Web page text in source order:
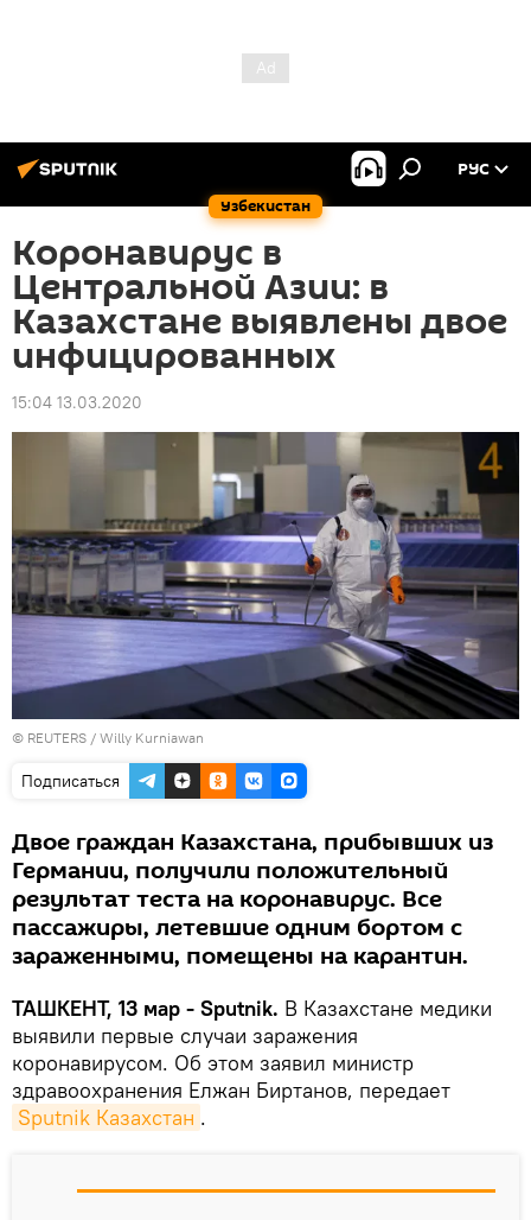
Узбекистан
РУС
Коронавирус в
Центральной Азии: в
Казахстане выявлены двое
инфицированных
15:04 13.03.2020
© REUTERS / Willy Kurniawan
Подписаться
Двое граждан Казахстана, прибывших из
Германии, получили положительный
результат теста на коронавирус. Все
пассажиры, летевшие одним бортом с
зараженными, помещены на карантин.
ТАШКЕНТ, 13 мар - Sputnik. В Казахстане медики
выявили первые случаи заражения
коронавирусом. Об этом заявил министр
здравоохранения Елжан Биртанов, передает
Sputnik Казахстан .